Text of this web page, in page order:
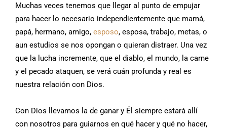
Muchas veces tenemos que llegar al punto de empujar
para hacer lo necesario independientemente que mamá,
papá, hermano, amigo, esposo, esposa, trabajo, metas, o
aun estudios se nos opongan o quieran distraer. Una vez
que la lucha incremente, que el diablo, el mundo, la carne
y el pecado ataquen, se verá cuán profunda y real es
nuestra relación con Dios.
Con Dios llevamos la de ganar y Él siempre estará allí
con nosotros para guiarnos en qué hacer y qué no hacer,